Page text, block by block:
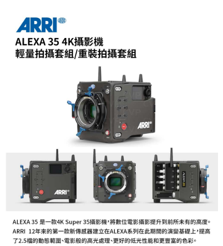
購買商品的店家。未經商家同意取消之訂單仍視為有效，需透過AFTEE先享
後付繳納相關費用。
※ 交易是否成功請以「AFTEE先享後付 」之結帳頁面顯示為準，若有關於
是否繳費成功／繳費後需取消欲退款等相關疑問，請聯繫「AFTEE先享後付
客戶支援中心」https://netprotections.freshdesk.com/support/home
１．透過由恩沛科技股份有限公司提供之「AFTEE先享後付」服務完成之交
易，需依本服務之必要範圍內提供個人資料，並將交易相關給付款項請求債
權轉讓予恩沛科技股份有限公司。
２．關於個人資料處理事宜，請瀏覽以下網址：
https://aftee.tw/terms/#terms3
３．未成年的使用者請事先徵得法定代理人或監護人之同意方可使用
「AFTEE先享後付」，若未經同意申辦者引起之損失，本公司不負相關責
４．使用「AFTEE先享後付」時，將依據個別帳號之用戶狀況，依本公司即
時審查核予不同之上限額度；若仍有額度不足之情形，本公司將視審查結果
請求用戶進行身份認證。
５．嚴禁一人註冊多個帳號或使用他人資訊註冊。若發現惡意使用之情形，
恩沛科技股份有限公司將有權停止該用戶之使用額度並採取法律行動。